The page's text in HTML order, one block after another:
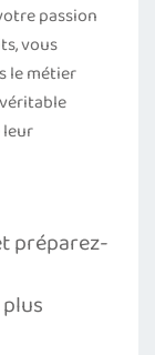
passion
vous
le métier
préparez-